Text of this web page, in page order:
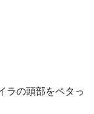
ラの頭部をペタっ